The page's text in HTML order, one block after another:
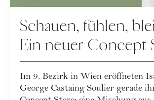
Schauen, fühlen,
Ein neuer Concept
für bewusstes
Im 9. Bezirk in Wien eröffneten
George Castaing Soulier gerade